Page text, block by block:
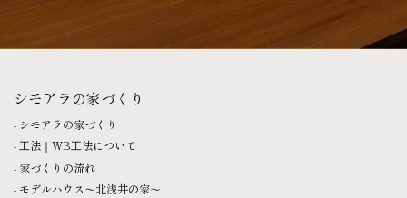
シモアラの家づくり
シモアラの家づくり
⼯法｜WB⼯法について
家づくりの流れ
モデルハウス〜北浅井の家〜